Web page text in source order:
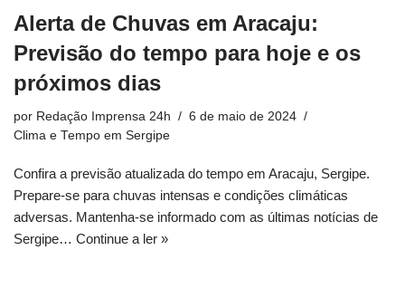
Alerta de Chuvas em Aracaju:
Previsão do tempo para hoje e os
próximos dias
por Redação Imprensa 24h
6 de maio de 2024
Clima e Tempo em Sergipe
Confira a previsão atualizada do tempo em Aracaju, Sergipe.
Prepare-se para chuvas intensas e condições climáticas
adversas. Mantenha-se informado com as últimas notícias de
Sergipe… Continue a ler »